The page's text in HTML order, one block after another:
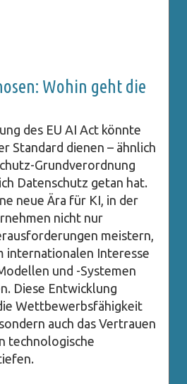
Wohin geht die
des EU AI Act könnte
Standard dienen – ähnlich
Grundverordnung
Datenschutz getan hat.
neue Ära für KI, in der
nicht nur
meistern,
internationalen Interesse
und -Systemen
Diese Entwicklung
Wettbewerbsfähigkeit
auch das Vertrauen
technologische